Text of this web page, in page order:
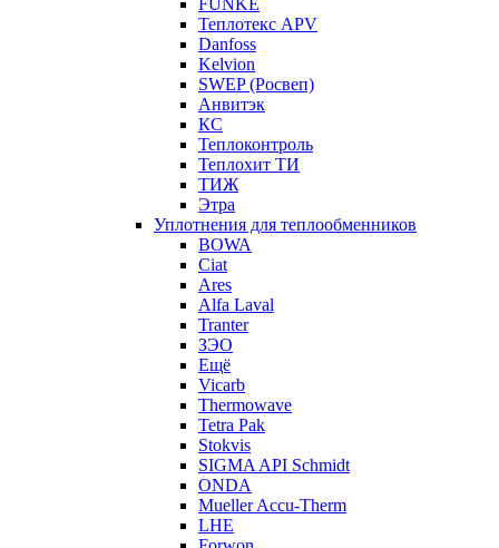
FUNKE
Теплотекс APV
Danfoss
Kelvion
SWEP (Росвеп)
Анвитэк
КС
Теплоконтроль
Теплохит ТИ
ТИЖ
Этра
Уплотнения для теплообменников
BOWA
Ciat
Ares
Alfa Laval
Tranter
ЗЭО
Ещё
Vicarb
Thermowave
Tetra Pak
Stokvis
SIGMA API Schmidt
ONDA
Mueller Accu-Therm
LHE